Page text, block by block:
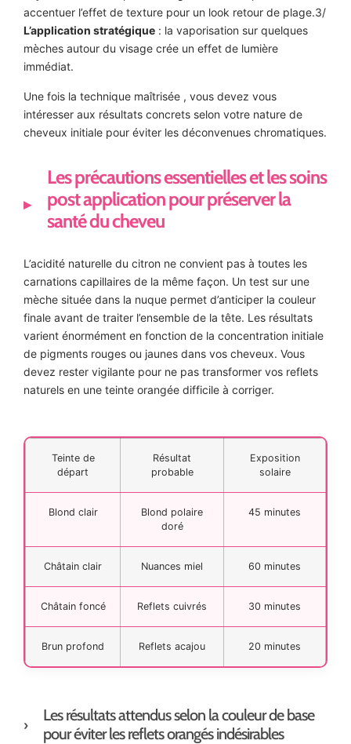
accentuer l’effet de texture pour un look retour de plage.3/
L’application stratégique : la vaporisation sur quelques
mèches autour du visage crée un effet de lumière
immédiat.
Une fois la technique maîtrisée , vous devez vous
intéresser aux résultats concrets selon votre nature de
cheveux initiale pour éviter les déconvenues chromatiques.
Les précautions essentielles et les soins
post application pour préserver la
santé du cheveu
L’acidité naturelle du citron ne convient pas à toutes les
carnations capillaires de la même façon. Un test sur une
mèche située dans la nuque permet d’anticiper la couleur
finale avant de traiter l’ensemble de la tête. Les résultats
varient énormément en fonction de la concentration initiale
de pigments rouges ou jaunes dans vos cheveux. Vous
devez rester vigilante pour ne pas transformer vos reflets
naturels en une teinte orangée difficile à corriger.
Teinte de
départ
Résultat
probable
Exposition
solaire
Blond clair
Blond polaire
doré
45 minutes
Châtain clair Nuances miel 60 minutes
Châtain foncé Reflets cuivrés 30 minutes
Brun profond Reflets acajou 20 minutes
Les résultats attendus selon la couleur de base
pour éviter les reflets orangés indésirables